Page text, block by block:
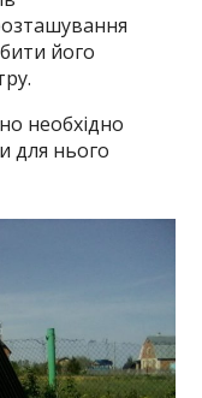
його
необхідно
для нього